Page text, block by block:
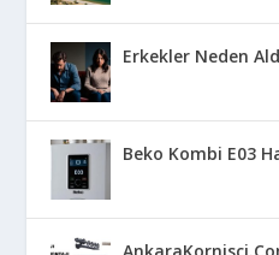
Erkekler Neden
Beko Kombi E03